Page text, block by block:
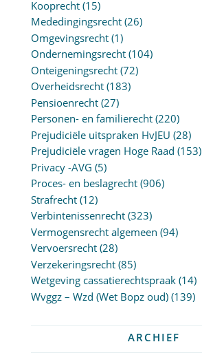
Kooprecht(15)
Mededingingsrecht(26)
Omgevingsrecht(1)
Ondernemingsrecht(104)
Onteigeningsrecht(72)
Overheidsrecht(183)
Pensioenrecht(27)
Personen- en familierecht(220)
Prejudiciële uitspraken HvJEU (28)
Prejudiciële vragen Hoge Raad (153)
Privacy -AVG (5)
Proces- en beslagrecht(906)
Strafrecht(12)
Verbintenissenrecht(323)
Vermogensrecht algemeen (94)
Vervoersrecht(28)
Verzekeringsrecht(85)
Wetgeving cassatierechtspraak(14)
Wvggz – Wzd (Wet Bopz oud)(139)
ARCHIEF